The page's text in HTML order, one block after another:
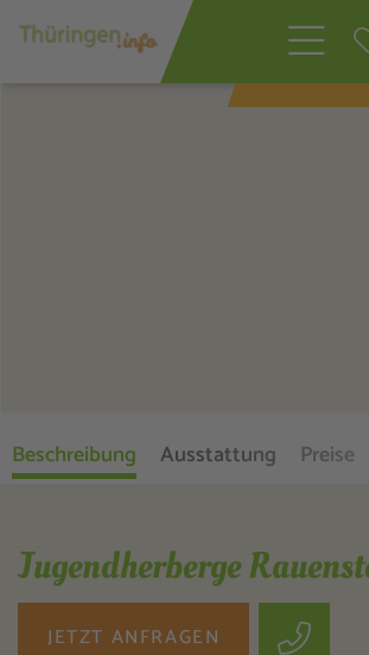
Wonach
Beschreibung Ausstattung Preise
Jugendherberge
JETZT ANFRAGEN